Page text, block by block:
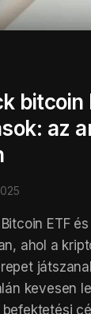
bitcoin
az
ETF
ahol a
kevesen